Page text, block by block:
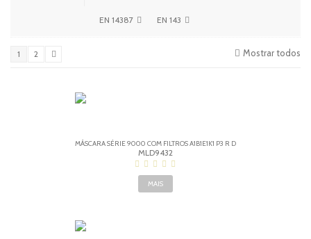
EN 14387 EN 143
Mostrar todos
1 2
MÁSCARA SÉRIE 9000 COM FILTROS A1B1E1K1 P3 R D
MLD9432
MAIS